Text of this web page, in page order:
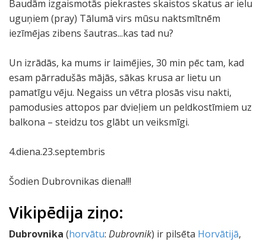
Baudām izgaismotās piekrastes skaistos skatus ar ielu
uguņiem (pray) Tālumā virs mūsu naktsmītnēm
iezīmējas zibens šautras...kas tad nu?
Un izrādās, ka mums ir laimējies, 30 min pēc tam, kad
esam pārradušās mājās, sākas krusa ar lietu un
pamatīgu vēju. Negaiss un vētra plosās visu nakti,
pamodusies attopos par dvieļiem un peldkostīmiem uz
balkona – steidzu tos glābt un veiksmīgi.
4.diena.23.septembris
Šodien Dubrovnikas diena!!!
Vikipēdija ziņo:
Dubrovnika (horvātu: Dubrovnik) ir pilsēta Horvātijā,